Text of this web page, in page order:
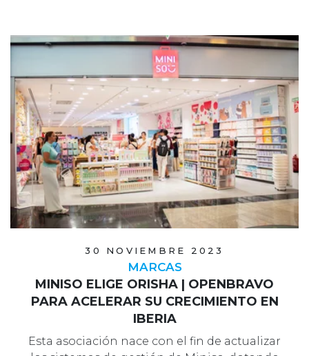
30 NOVIEMBRE 2023
MARCAS
MINISO ELIGE ORISHA | OPENBRAVO
PARA ACELERAR SU CRECIMIENTO EN
IBERIA
Esta asociación nace con el fin de actualizar